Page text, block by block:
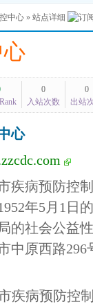
中心 » 站点详细
0
入站次数
0
出站
心
疾病预防控
年5月1日
的社会公益
中原西路296
疾病预防控